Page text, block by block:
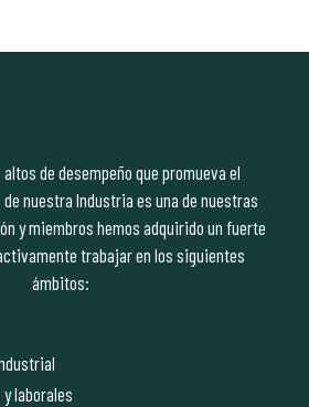
de desempeño que promueva el
nuestra Industria es una de nuestras
y miembros hemos adquirido un fuerte
trabajar en los siguientes
ámbitos:
laborales